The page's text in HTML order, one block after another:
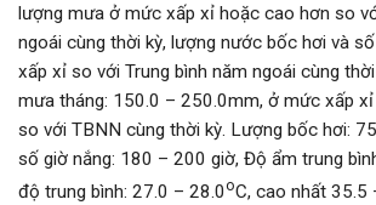
lượng mưa ở mức xấp xỉ hoặc cao hơn so
ngoái cùng thời kỳ, lượng nước bốc hơi và
xấp xỉ so với Trung bình năm ngoái cùng
mưa tháng: 150.0 – 250.0mm, ở mức xấp
so với TBNN cùng thời kỳ. Lượng bốc hơi:
số giờ nắng: 180 – 200 giờ, Độ ẩm trung
độ trung bình: 27.0 – 28.0oC, cao nhất 35.5